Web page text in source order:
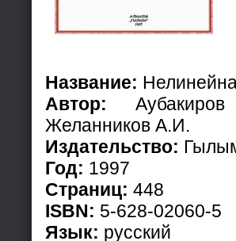
Название:
Автор:
Желанников А.И.
Издательство:
Год: 1997
Страниц: 448
ISBN: 5-628-02060-5
Язык: русский